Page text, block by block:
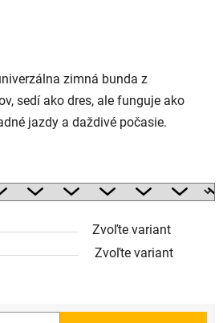
zimná bunda z
sedí ako dres, ale funguje ako
jazdy a daždivé počasie.
Zvoľte variant
Zvoľte variant